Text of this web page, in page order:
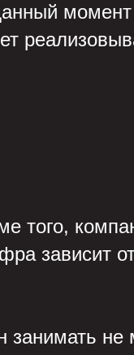
момент
того,
зависит